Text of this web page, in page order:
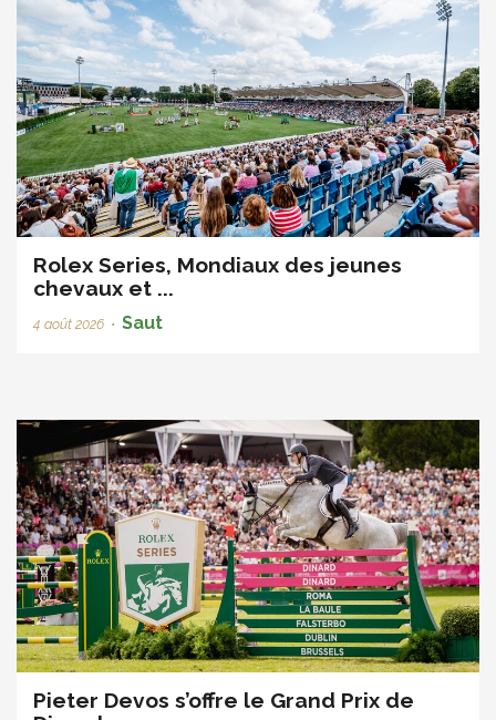
Rolex Series, Mondiaux des jeunes
chevaux et ...
4 août 2026 • Saut
Pieter Devos s’offre le Grand Prix de